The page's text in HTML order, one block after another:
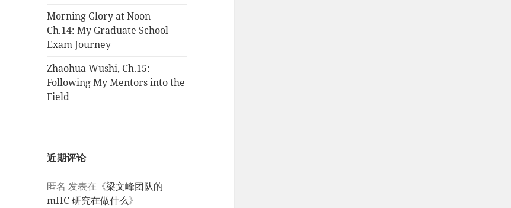
Morning Glory at Noon —
Ch.14: My Graduate School
Exam Journey
Zhaohua Wushi, Ch.15:
Following My Mentors into the
Field
近期评论
匿名 发表在《梁文峰团队的
mHC 研究在做什么》